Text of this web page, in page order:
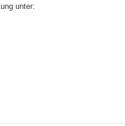
unter: